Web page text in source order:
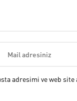
adresimi ve web